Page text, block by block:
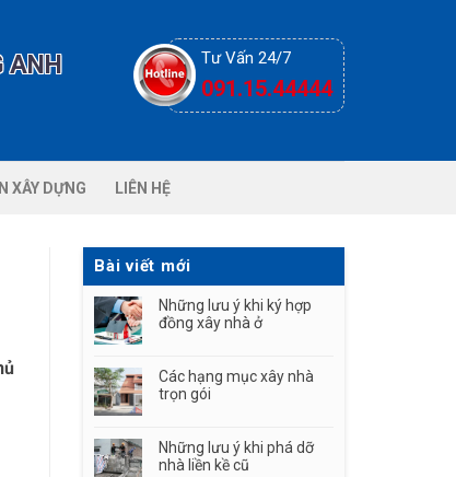
ANH Tư Vấn 24/7
091.15.44444
XÂY DỰNG LIÊN HỆ
Bài viết mới
Những lưu ý khi ký hợp
đồng xây nhà ở
Các hạng mục xây nhà
trọn gói
Những lưu ý khi phá dỡ
nhà liền kề cũ